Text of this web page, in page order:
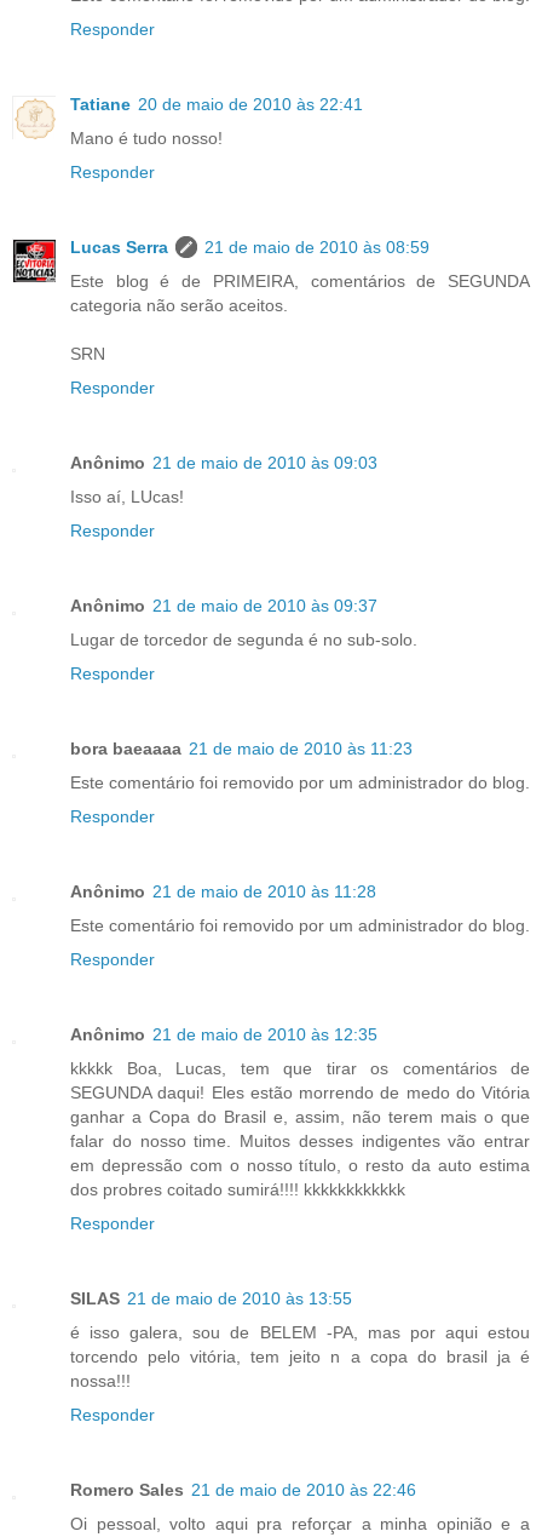
Responder
Tatiane 20 de maio de 2010 às 22:41
Mano é tudo nosso!
Responder
Lucas Serra
21 de maio de 2010 às 08:59
Este blog é de PRIMEIRA, comentários de SEGUNDA
categoria não serão aceitos.
SRN
Responder
Anônimo 21 de maio de 2010 às 09:03
Isso aí, LUcas!
Responder
Anônimo 21 de maio de 2010 às 09:37
Lugar de torcedor de segunda é no sub-solo.
Responder
bora baeaaaa 21 de maio de 2010 às 11:23
Este comentário foi removido por um administrador do blog.
Responder
Anônimo 21 de maio de 2010 às 11:28
Este comentário foi removido por um administrador do blog.
Responder
Anônimo 21 de maio de 2010 às 12:35
kkkkk Boa, Lucas, tem que tirar os comentários de
SEGUNDA daqui! Eles estão morrendo de medo do Vitória
ganhar a Copa do Brasil e, assim, não terem mais o que
falar do nosso time. Muitos desses indigentes vão entrar
em depressão com o nosso título, o resto da auto estima
dos probres coitado sumirá!!!! kkkkkkkkkkkk
Responder
SILAS 21 de maio de 2010 às 13:55
é isso galera, sou de BELEM -PA, mas por aqui estou
torcendo pelo vitória, tem jeito n a copa do brasil ja é
nossa!!!
Responder
Romero Sales 21 de maio de 2010 às 22:46
Oi pessoal, volto aqui pra reforçar a minha opinião e a